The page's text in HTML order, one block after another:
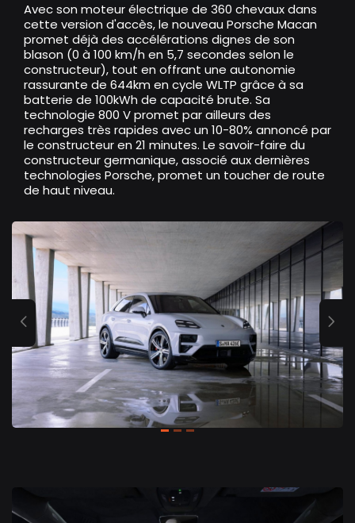
Avec son moteur électrique de 360 chevaux dans
cette version d'accès, le nouveau Porsche Macan
promet déjà des accélérations dignes de son
blason (0 à 100 km/h en 5,7 secondes selon le
constructeur), tout en offrant une autonomie
rassurante de 644km en cycle WLTP grâce à sa
batterie de 100kWh de capacité brute. Sa
technologie 800 V promet par ailleurs des
recharges très rapides avec un 10-80% annoncé par
le constructeur en 21 minutes. Le savoir-faire du
constructeur germanique, associé aux dernières
technologies Porsche, promet un toucher de route
de haut niveau.
Previous